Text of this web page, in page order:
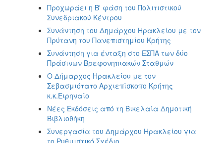
Προχωράει η Β' φάση του Πολιτιστικού
Συνεδριακού Κέντρου
Συνάντηση του Δημάρχου Ηρακλείου με τον
Πρύτανη του Πανεπιστημίου Κρήτης
Συνάντηση για ένταξη στο ΕΣΠΑ των δύο
Πράσινων Βρεφονηπιακών Σταθμών
Ο Δήμαρχος Ηρακλείου με τον
Σεβασμιότατο Αρχιεπίσκοπο Κρήτης
κ.κ.Ειρηναίο
Νέες Εκδόσεις από τη Βικελαία Δημοτική
Βιβλιοθήκη
Συνεργασία του Δημάρχου Ηρακλείου για
το Ρυθμιστικό Σχέδιο